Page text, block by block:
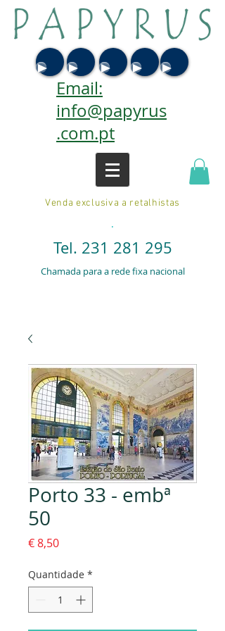
Email:
info@papyrus
.com.pt
Venda exclusiva a retalhistas
.
Tel. 231 281 295
Chamada para a rede fixa nacional
Porto 33 - embª
50
€ 8,50Preço
Quantidade *